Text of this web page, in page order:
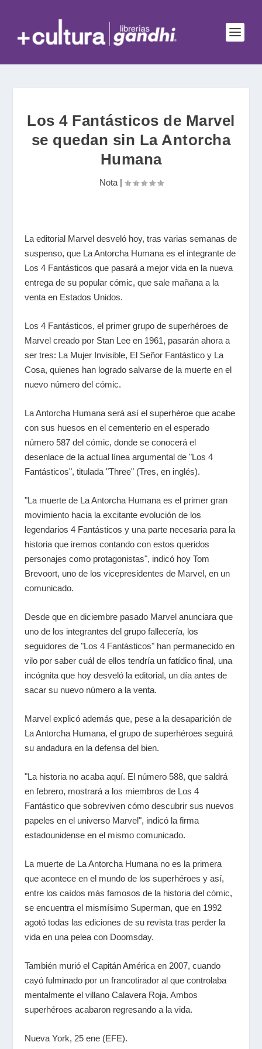
Los 4 Fantásticos de Marvel
se quedan sin La Antorcha
Humana
Nota|
La editorial Marvel desveló hoy, tras varias semanas de
suspenso, que La Antorcha Humana es el integrante de
Los 4 Fantásticos que pasará a mejor vida en la nueva
entrega de su popular cómic, que sale mañana a la
venta en Estados Unidos.
Los 4 Fantásticos, el primer grupo de superhéroes de
Marvel creado por Stan Lee en 1961, pasarán ahora a
ser tres: La Mujer Invisible, El Señor Fantástico y La
Cosa, quienes han logrado salvarse de la muerte en el
nuevo número delcómic.
La Antorcha Humana será así el superhéroe que acabe
con sus huesos en el cementerio en el esperado
número 587 delcómic, donde se conocerá el
desenlace de la actual línea argumental de "Los 4
Fantásticos", titulada "Three" (Tres, en inglés).
"La muerte de La Antorcha Humana es el primer gran
movimiento hacia la excitante evolución de los
legendarios 4 Fantásticos y una parte necesaria para la
historia que iremos contando con estos queridos
personajes como protagonistas", indicó hoy Tom
Brevoort, uno de los vicepresidentes de Marvel, en un
comunicado.
Desde que en diciembre pasado Marvel anunciara que
uno de los integrantes del grupo fallecería, los
seguidores de "Los 4 Fantásticos" han permanecido en
vilo por saber cuál de ellos tendría un fatídico final, una
incógnita que hoy desveló la editorial, un día antes de
sacar su nuevo número a la venta.
Marvel explicó además que, pese a la desaparición de
La Antorcha Humana, el grupo de superhéroes seguirá
su andadura en la defensa del bien.
"La historia no acaba aquí. El número 588, que saldrá
en febrero, mostrará a los miembros de Los 4
Fantástico que sobreviven cómo descubrir sus nuevos
papeles en el universo Marvel", indicó la firma
estadounidense en el mismo comunicado.
La muerte de La Antorcha Humana no es la primera
que acontece en el mundo de los superhéroes y así,
entre los caídos más famosos de la historia delcómic,
se encuentra el mismísimo Superman, que en 1992
agotó todas las ediciones de su revista tras perder la
vida en una pelea con Doomsday.
También murió el Capitán América en 2007, cuando
cayó fulminado por un francotirador al que controlaba
mentalmente el villano Calavera Roja. Ambos
superhéroes acabaron regresando a la vida.
Nueva York, 25 ene (EFE).